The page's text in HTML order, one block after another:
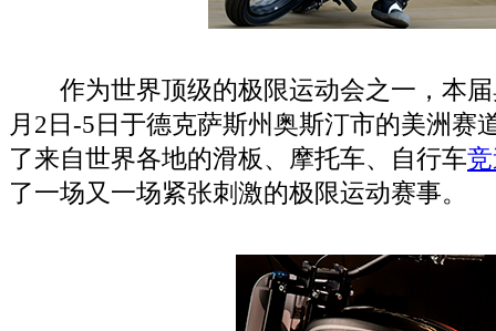
作为世界顶级的极限运动会之一，本届
月2日-5日于德克萨斯州奥斯汀市的美洲赛
了来自世界各地的滑板、摩托车、自行车
了一场又一场紧张刺激的极限运动赛事。